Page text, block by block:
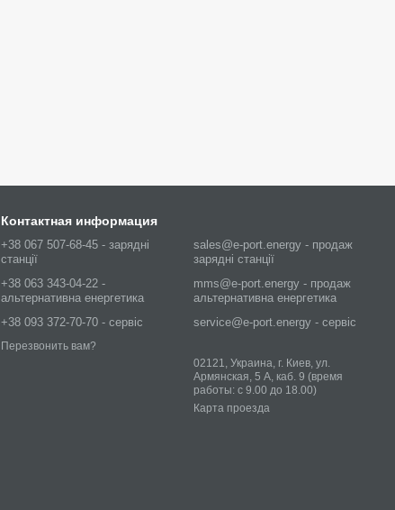
Контактная информация
+38 067 507-68-45 - зарядні
станції
+38 063 343-04-22 -
альтернативна енергетика
+38 093 372-70-70 - сервіс
Перезвонить вам?
sales@e-port.energy - продаж
зарядні станції
mms@e-port.energy - продаж
альтернативна енергетика
service@e-port.energy - сервіс
02121, Украина, г. Киев, ул.
Армянская, 5 А, каб. 9 (время
работы: с 9.00 до 18.00)
Карта проезда